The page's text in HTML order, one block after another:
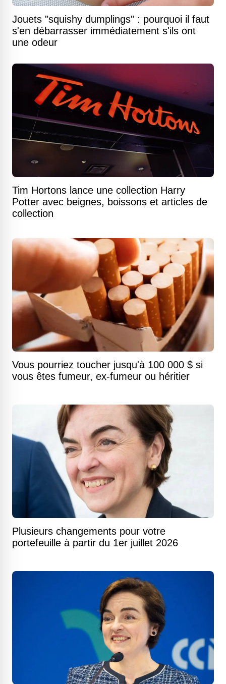
Jouets "squishy dumplings" : pourquoi il faut
s'en débarrasser immédiatement s'ils ont
une odeur
Tim Hortons lance une collection Harry
Potter avec beignes, boissons et articles de
collection
Vous pourriez toucher jusqu'à 100 000 $ si
vous êtes fumeur, ex-fumeur ou héritier
Plusieurs changements pour votre
portefeuille à partir du 1er juillet 2026